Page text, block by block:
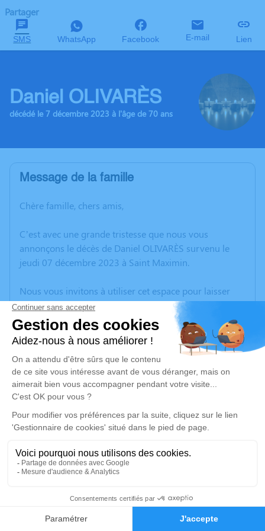
Faire-part Hommages
Partager
SMS WhatsApp Facebook E-mail Lien
Daniel OLIVARÈS
décédé le 7 décembre 2023 à l'âge de 70 ans
Message de la famille
Chère famille, chers amis,
C’est avec une grande tristesse que nous vous
annonçons le décès de Daniel OLIVARÈS survenu le
jeudi 07 décembre 2023 à Saint Maximin.
Nous vous invitons à utiliser cet espace pour laisser
vos condoléances, partager des photos souvenirs, une
anecdote ou exprimer vos pensées à travers des
poèmes ou des textes. Cet endroit est un lieu
d'expression dédié à honorer la mémoire de Daniel
OLIVARÈS.
Un service de plantation d’arbre hommage est
disponible ici.
Je rends hommage
Cérémonie religieuse
Église de Saint Maximin
Rue des Écoles